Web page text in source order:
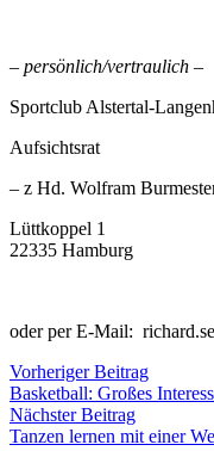
– persönlich/vertraulich –
Sportclub Alstertal-
Aufsichtsrat
– z Hd. Wolfram
Lüttkoppel 1
22335 Hamburg
oder per E-Mail:
Vorheriger Beitrag
Basketball: Großes
Nächster Beitrag
Tanzen lernen mit einer